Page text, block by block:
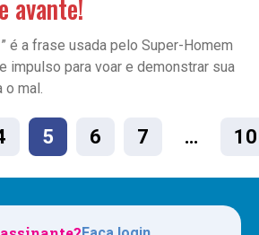
avante!
é a frase usada pelo Super-Homem
impulso para voar e demonstrar sua
o mal.
5 6 7 … 10